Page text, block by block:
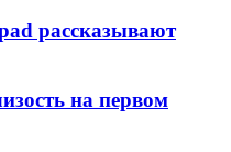
рассказывают
на первом